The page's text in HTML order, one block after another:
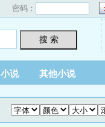
密码：
搜 索
说 其他小说